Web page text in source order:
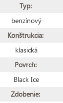
Typ:
benzínový
Konštrukcia:
klasická
Povrch:
Black Ice
Zdobenie: